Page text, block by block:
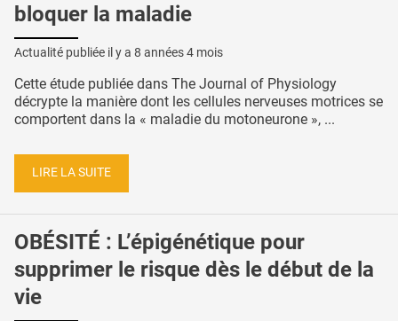
bloquer la maladie
Actualité publiée il y a 8 années 4 mois
Cette étude publiée dans The Journal of Physiology
décrypte la manière dont les cellules nerveuses motrices se
comportent dans la « maladie du motoneurone », ...
LIRE LA SUITE
OBÉSITÉ : L’épigénétique pour
supprimer le risque dès le début de la
vie